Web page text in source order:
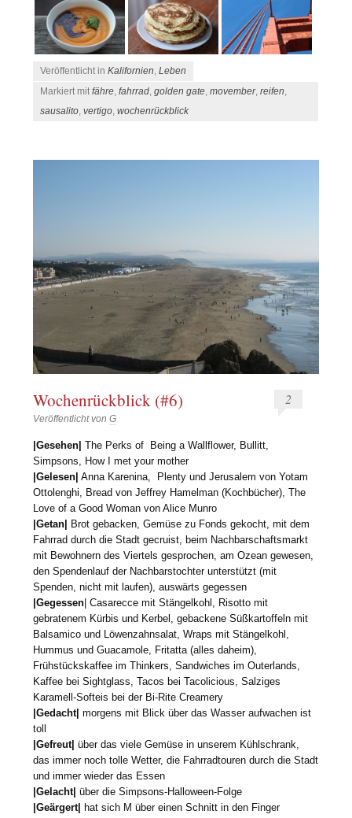
Veröffentlicht inKalifornien,Leben
Markiert mitfähre,fahrrad,golden gate,movember,reifen,
sausalito,vertigo,wochenrückblick
Wochenrückblick (#6)
Veröffentlicht vonG
2
|Gesehen| The Perks of Being a Wallflower, Bullitt,
Simpsons, How I met your mother
|Gelesen| Anna Karenina, Plenty und Jerusalem von Yotam
Ottolenghi, Bread von Jeffrey Hamelman (Kochbücher), The
Love of a Good Woman von Alice Munro
|Getan| Brot gebacken, Gemüse zu Fonds gekocht, mit dem
Fahrrad durch die Stadt gecruist, beim Nachbarschaftsmarkt
mit Bewohnern des Viertels gesprochen, am Ozean gewesen,
den Spendenlauf der Nachbarstochter unterstützt (mit
Spenden, nicht mit laufen), auswärts gegessen
|Gegessen| Casarecce mit Stängelkohl, Risotto mit
gebratenem Kürbis und Kerbel, gebackene Süßkartoffeln mit
Balsamico und Löwenzahnsalat, Wraps mit Stängelkohl,
Hummus und Guacamole, Fritatta (alles daheim),
Frühstückskaffee im Thinkers, Sandwiches im Outerlands,
Kaffee bei Sightglass, Tacos bei Tacolicious, Salziges
Karamell-Softeis bei der Bi-Rite Creamery
|Gedacht| morgens mit Blick über das Wasser aufwachen ist
toll
|Gefreut| über das viele Gemüse in unserem Kühlschrank,
das immer noch tolle Wetter, die Fahrradtouren durch die Stadt
und immer wieder das Essen
|Gelacht| über die Simpsons-Halloween-Folge
|Geärgert| hat sich M über einen Schnitt in den Finger